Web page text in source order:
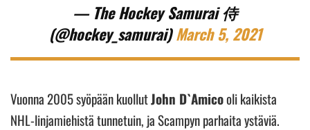
— The Hockey Samurai 侍
(@hockey_samurai)March 5, 2021
Vuonna 2005 syöpään kuollutJohn D`Amicooli kaikista
NHL-linjamiehistä tunnetuin, ja Scampyn parhaita ystäviä.